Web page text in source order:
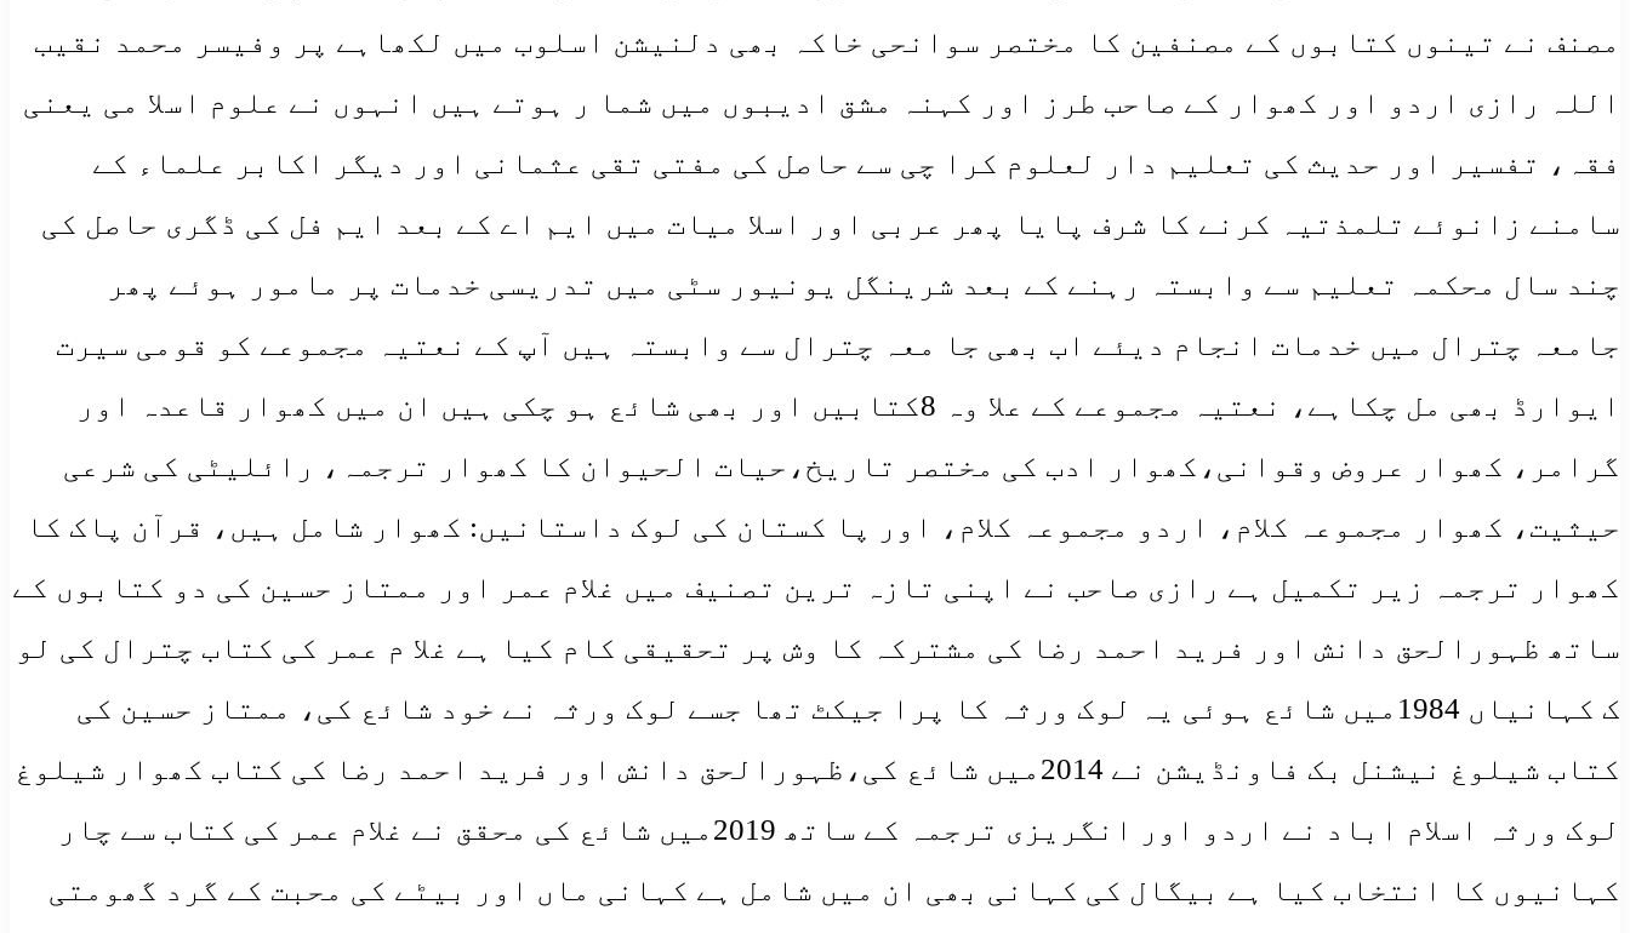
مصنف نے تینوں کتابوں کے مصنفین کا مختصر سوانحی خاکہ بھی دلنیشن اسلوب میں لکھاہے پر وفیسر محمد نقیب
اللہ رازی اردو اور کھوار کے صاحب طرز اور کہنہ مشق ادیبوں میں شما ر ہوتے ہیں انہوں نے علوم اسلا می یعنی
فقہ، تفسیر اور حدیث کی تعلیم دار لعلوم کرا چی سے حاصل کی مفتی تقی عثمانی اور دیگر اکابر علماء کے
سامنے زانوئے تلمذتیہ کرنے کا شرف پایا پھر عربی اور اسلا میات میں ایم اے کے بعد ایم فل کی ڈگری حاصل کی
چند سال محکمہ تعلیم سے وابستہ رہنے کے بعد شرینگل یونیور سٹی میں تدریسی خدمات پر مامور ہوئے پھر
جامعہ چترال میں خدمات انجام دیئے اب بھی جا معہ چترال سے وابستہ ہیں آپ کے نعتیہ مجموعے کو قومی سیرت
ایوارڈ بھی مل چکاہے، نعتیہ مجموعے کے علا وہ 8کتابیں اور بھی شائع ہو چکی ہیں ان میں کھوار قاعدہ اور
گرامر، کھوار عروض وقوانی،کھوار ادب کی مختصر تاریخ،حیات الحیوان کا کھوار ترجمہ، رائلیٹی کی شرعی
حیثیت، کھوار مجموعہ کلام، اردو مجموعہ کلام، اور پا کستان کی لوک داستانیں: کھوار شامل ہیں، قرآن پاک کا
کھوار ترجمہ زیر تکمیل ہے رازی صاحب نے اپنی تازہ ترین تصنیف میں غلام عمر اور ممتاز حسین کی دو کتابوں کے
ساتھ ظہورالحق دانش اور فرید احمد رضا کی مشترکہ کا وش پر تحقیقی کام کیا ہے غلا م عمر کی کتاب چترال کی لو
ک کہانیاں 1984میں شائع ہوئی یہ لوک ورثہ کا پرا جیکٹ تھا جسے لوک ورثہ نے خود شائع کی، ممتاز حسین کی
کتاب شیلوغ نیشنل بک فاونڈیشن نے 2014میں شائع کی،ظہورالحق دانش اور فرید احمد رضا کی کتاب کھوار شیلوغ
لوک ورثہ اسلام اباد نے اردو اور انگریزی ترجمہ کے ساتھ 2019میں شائع کی محقق نے غلام عمر کی کتاب سے چار
کہانیوں کا انتخاب کیا ہے بیگال کی کہانی بھی ان میں شامل ہے کہانی ماں اور بیٹے کی محبت کے گرد گھومتی